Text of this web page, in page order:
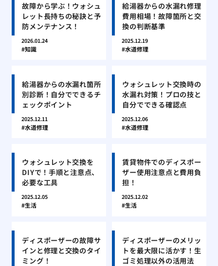
故障から学ぶ！ウォシュ
レット長持ちの秘訣と予
防メンテナンス！
2026.01.24
知識
給湯器からの水漏れ修理
費用相場！故障箇所と交
換の判断基準
2025.12.19
水道修理
給湯器からの水漏れ箇所
別診断！自分でできるチ
ェックポイント
2025.12.11
水道修理
ウォシュレット交換時の
水漏れ対策！プロの技と
自分でできる確認点
2025.12.06
水道修理
ウォシュレット交換を
DIYで！手順と注意点、
必要な工具
2025.12.05
生活
賃貸物件でのディスポー
ザー使用注意点と費用負
担！
2025.12.02
生活
ディスポーザーの故障サ
インと修理と交換のタイ
ミング！
ディスポーザーのメリッ
トを最大限に活かす！生
ゴミ処理以外の活用法